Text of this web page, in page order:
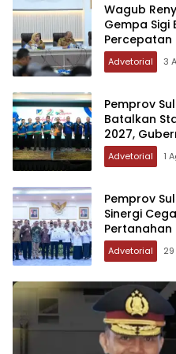
Wagub
Gempa Sigi
Percepatan
Advetorial 3
Pemprov
Batalkan
2027,
Tanpa
Advetorial 1
Pemprov
Sinergi
Pertanahan
Advetorial